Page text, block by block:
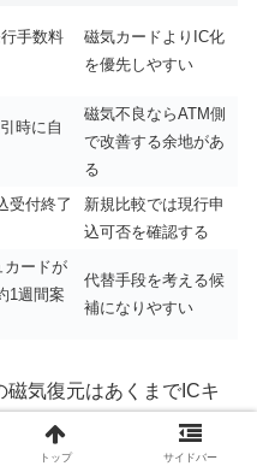
手数料
磁気カードよりIC化
を優先しやすい
時に自
磁気不良ならATM側
で改善する余地があ
る
受付終了
新規比較では現行申
込可否を確認する
カードが
1週間案
代替手段を考える候
補になりやすい
磁気復元はあくまでICキ
あり、ICチップ表面の汚
う意味ではない点です。
トップ サイドバー